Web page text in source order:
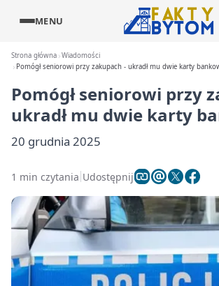
MENU
Strona główna Wiadomości
Pomógł seniorowi przy zakupach - ukradł mu dwie karty
Pomógł seniorowi przy
ukradł mu dwie karty
20 grudnia 2025
1 min czytania Udostępnij